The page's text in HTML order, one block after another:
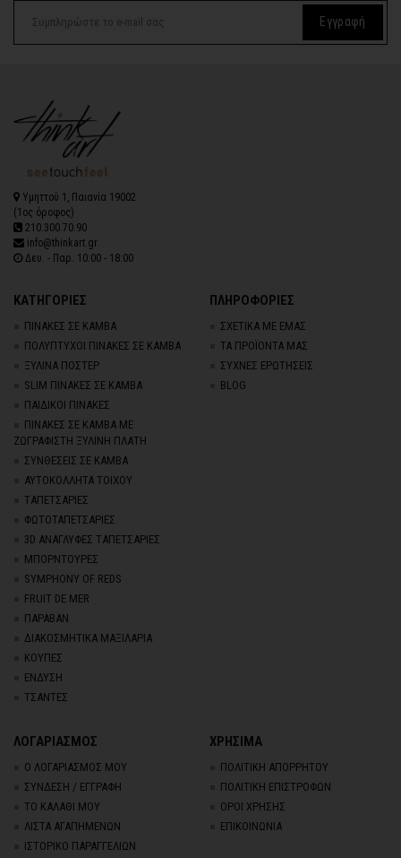
Εγγραφή
Υμηττού 1, Παιανία 19002
(1ος όροφος)
210.300.70.90
info@thinkart.gr
Δευ. - Παρ. 10:00 - 18:00
ΚΑΤΗΓΟΡΙΕΣ
ΠΙΝΑΚΕΣ ΣΕ ΚΑΜΒΑ
ΠΟΛΥΠΤΥΧΟΙ ΠΙΝΑΚΕΣ ΣΕ ΚΑΜΒΑ
ΞΥΛΙΝΑ ΠΟΣΤΕΡ
SLIM ΠΙΝΑΚΕΣ ΣΕ ΚΑΜΒΑ
ΠΑΙΔΙΚΟΙ ΠΙΝΑΚΕΣ
ΠΙΝΑΚΕΣ ΣΕ ΚΑΜΒΑ ΜΕ
ΖΩΓΡΑΦΙΣΤΗ ΞΥΛΙΝΗ ΠΛΑΤΗ
ΣΥΝΘΕΣΕΙΣ ΣΕ ΚΑΜΒΑ
ΑΥΤΟΚΟΛΛΗΤΑ ΤΟΙΧΟΥ
TΑΠΕΤΣΑΡΙΕΣ
ΦΩΤΟΤΑΠΕΤΣΑΡΙΕΣ
3D AΝΑΓΛΥΦΕΣ TΑΠΕΤΣΑΡΙΕΣ
ΜΠΟΡΝΤΟΥΡΕΣ
SYMPHONY OF REDS
FRUIT DE MER
ΠΑΡΑΒΑΝ
ΔΙΑΚΟΣΜΗΤΙΚΑ ΜΑΞΙΛΑΡΙΑ
ΚΟΥΠΕΣ
ΕΝΔΥΣΗ
ΤΣΑΝΤΕΣ
ΠΛΗΡΟΦΟΡΙΕΣ
ΣΧΕΤΙΚΑ ΜΕ ΕΜΑΣ
ΤΑ ΠΡΟΪΟΝΤΑ ΜΑΣ
ΣΥΧΝΕΣ ΕΡΩΤΗΣΕΙΣ
BLOG
ΛΟΓΑΡΙΑΣΜΟΣ
Ο ΛΟΓΑΡΙΑΣΜΟΣ ΜΟΥ
ΣΥΝΔΕΣΗ / ΕΓΓΡΑΦΗ
ΤΟ ΚΑΛΑΘΙ ΜΟΥ
ΛΙΣΤΑ ΑΓΑΠΗΜΕΝΩΝ
ΙΣΤΟΡΙΚΟ ΠΑΡΑΓΓΕΛΙΩΝ
ΧΡΗΣΙΜΑ
ΠΟΛΙΤΙΚΗ ΑΠΟΡΡΗΤΟΥ
ΠΟΛΙΤΙΚΗ ΕΠΙΣΤΡΟΦΩΝ
ΟΡΟΙ ΧΡΗΣΗΣ
ΕΠΙΚΟΙΝΩΝΙΑ